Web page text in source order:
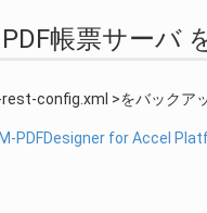
帳票サーバ
config.xml >をバックア
IM-PDFDesigner for Accel